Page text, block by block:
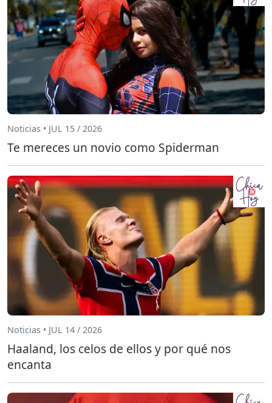
Noticias • JUL 15 / 2026
Te mereces un novio como Spiderman
Noticias • JUL 14 / 2026
Haaland, los celos de ellos y por qué nos
encanta